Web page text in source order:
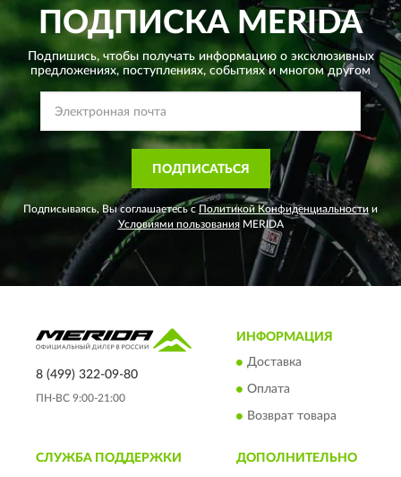
ПОДПИСКА MERIDA
Подпишись, чтобы получать информацию о эксклюзивных
предложениях,поступлениях, событиях и многом другом
ПОДПИСАТЬСЯ
Подписываясь, Вы соглашаетесь с Политикой Конфиденциальности и
Условиями пользованияMERIDA
8 (499) 322-09-80
ПН-ВС 9:00-21:00
ИНФОРМАЦИЯ
Доставка
Оплата
Возврат товара
СЛУЖБА ПОДДЕРЖКИ ДОПОЛНИТЕЛЬНО